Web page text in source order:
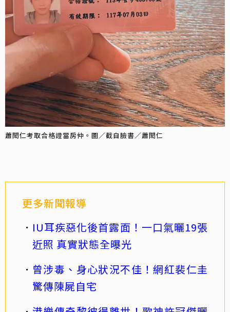
蕭閎仁考取合格證當房仲。圖／截自臉書／蕭閎仁
更多新聞報導
IU耳疾惡化後首露面！一口氣曬19張
近照 真實狀態全曝光
曾涉毒、身心狀況不佳！網紅裴仁圭
驚傳陳屍自宅